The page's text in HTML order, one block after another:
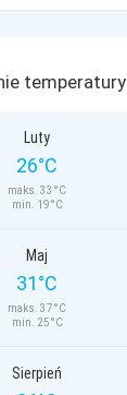
temperatury
Luty
26°C
maks. 33°C
min. 19°C
Maj
31°C
maks. 37°C
min. 25°C
Sierpień